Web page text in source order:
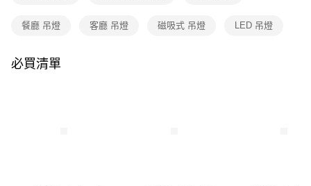
※ 交易是否成功請以「AFTEE先享後付 」之結帳頁面顯示為準，若有關於
餐廳 吊燈 客廳 吊燈 磁吸式 吊燈 LED 吊燈
必買清單